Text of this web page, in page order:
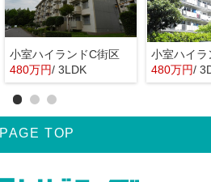
小室ハイランドC街区
480万円/ 3LDK
小室ハイラ
480万円/
PAGE TOP